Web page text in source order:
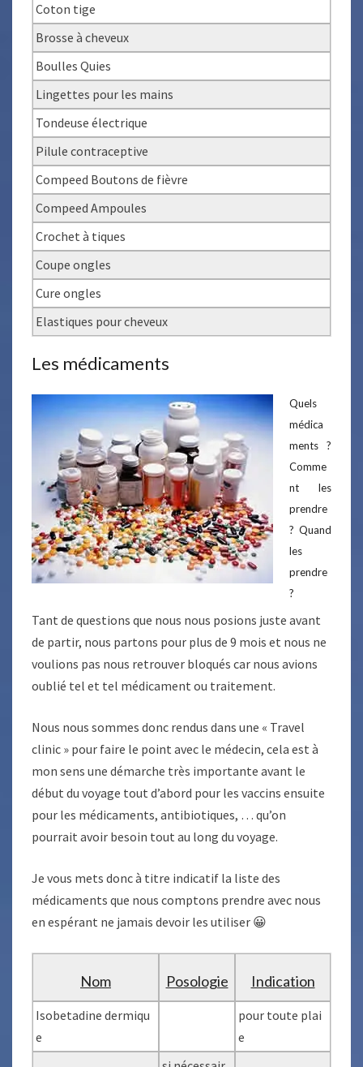
Coton tige
Brosse à cheveux
Boulles Quies
Lingettes pour les mains
Tondeuse électrique
Pilule contraceptive
Compeed Boutons de fièvre
Compeed Ampoules
Crochet à tiques
Coupe ongles
Cure ongles
Elastiques pour cheveux
Les médicaments
Quels
médica
ments ?
Comme
nt les
prendre
? Quand
les
prendre
?
Tant de questions que nous nous posions juste avant
de partir, nous partons pour plus de 9 mois et nous ne
voulions pas nous retrouver bloqués car nous avions
oublié tel et tel médicament ou traitement.
Nous nous sommes donc rendus dans une « Travel
clinic » pour faire le point avec le médecin, cela est à
mon sens une démarche très importante avant le
début du voyage tout d’abord pour les vaccins ensuite
pour les médicaments, antibiotiques, … qu’on
pourrait avoir besoin tout au long du voyage.
Je vous mets donc à titre indicatif la liste des
médicaments que nous comptons prendre avec nous
en espérant ne jamais devoir les utiliser 😀
Nom Posologie Indication
Isobetadine dermiqu
e
pour toute plai
e